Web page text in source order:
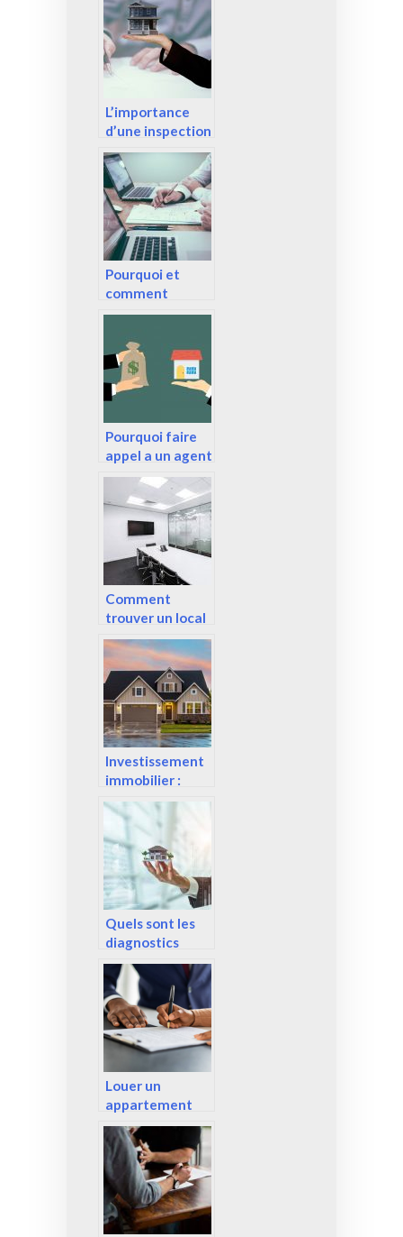
bois
L’importance
d’une inspection
avant l’achat
d’une maison
Pourquoi et
comment
devenir
Pourquoi faire
appel a un agent
immobilier ?
Comment
trouver un local
pour son
entreprise ?
Investissement
immobilier :
Quels sont les
avantages de
l’achat d’un riad
au Maroc ?
Quels sont les
diagnostics
obligatoires
pour mettre en
vente un bien ?
Louer un
appartement
lorsqu’on est au
chômage, est-ce
possible ?